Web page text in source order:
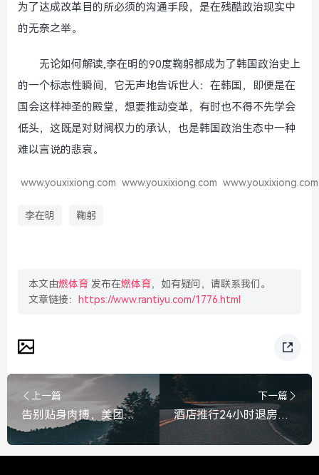
为了达成改革目的所必须的沟通手段，是在残酷政治现实中
的无奈之举。
无论如何解读,李在明的90度鞠躬都成为了韩国政治史上
的一个标志性瞬间，它无声地告诉世人：在韩国，即便是在
国会这样神圣的殿堂，想要推动变革，有时也不得不先学会
低头，这既是对财阀权力的承认，也是韩国政治生态中一种
难以言说的悲哀。
www.youxixiong.com www.youxixiong.com www.youxixiong.com
李在明 鞠躬
本文由燃体育 发布在燃体育，如有疑问，请联系我们。
文章链接：
https://www.rantiyu.com/1776.html
上一篇
告别贴身肉搏，美团、淘宝闪购、京东外卖达成共识，外卖行业迈入新阶段，告别贴身肉搏，美团、京东、淘宝闪购达成共识，外卖行业迈入新阶段
下一篇
酒店推行24小时退房引热议，是服务升级还是套路？酒店推行24小时退房引热议，是服务升级还是套路？